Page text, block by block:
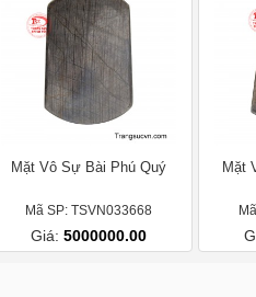
Mặt Vô Sự Bài Phú Quý
Mã SP: TSVN033668
Giá: 5000000.00
Mặt